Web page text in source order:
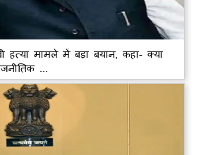
हत्या मामले में बड़ा बयान, कहा- क्या
...